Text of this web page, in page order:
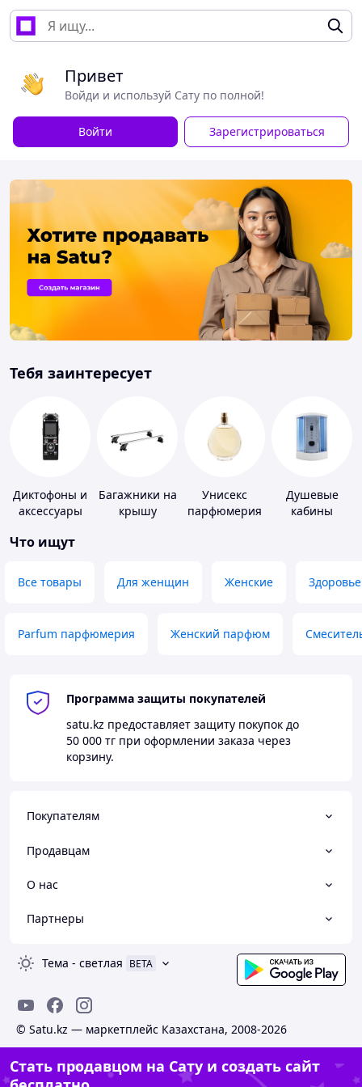
Привет
Войди и используй Сату по полной!
Войти Зарегистрироваться
Тебя заинтересует
Диктофоны и
аксессуары
Багажники на
крышу
Унисекс
парфюмерия
Душевые
кабины
Что ищут
Все товары Для женщин Женские Здоровье
Parfum парфюмерия Женский парфюм
Программа защиты покупателей
satu.kz предоставляет защиту покупок до
50 000 тг при оформлении заказа через
корзину.
Покупателям
Продавцам
О нас
Партнеры
Тема - светлая BETA
© Satu.kz — маркетплейс Казахстана, 2008-2026
Стать продавцом на Сату и создать сайт